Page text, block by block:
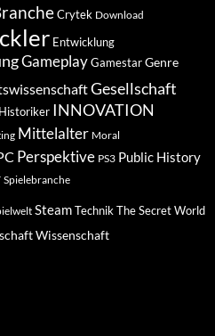
Crytek Download
Entwicklung
Gameplay Gamestar Genre
Gesellschaft
Historiker INNOVATION
Mittelalter Moral
Perspektive PS3 Public History
Spielebranche
Steam Technik The Secret World
Wissenschaft